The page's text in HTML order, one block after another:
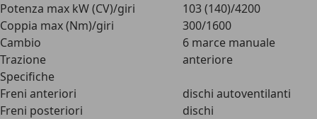
Potenza max kW (CV)/giri
103 (140)/4200
Coppia max (Nm)/giri
300/1600
Cambio
6 marce manuale
Trazione
anteriore
Specifiche
Freni anteriori
dischi autoventilanti
Freni posteriori
dischi